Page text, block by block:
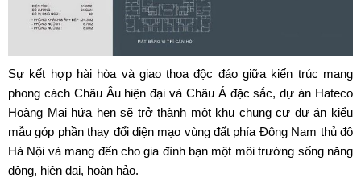
Sự kết hợp hài hòa và giao thoa độc đáo giữa kiến trúc mang
phong cách Châu Âu hiện đại và Châu Á đặc sắc, dự án Hateco
Hoàng Mai hứa hẹn sẽ trở thành một khu chung cư dự án kiểu
mẫu góp phần thay đổi diện mạo vùng đất phía Đông Nam thủ đô
Hà Nội và mang đến cho gia đình bạn một môi trường sống năng
động, hiện đại, hoàn hảo.